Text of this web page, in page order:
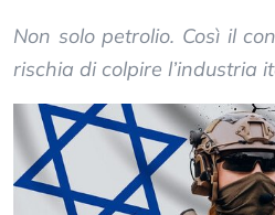
Non solo petrolio. Così il
rischia di colpire l’industria